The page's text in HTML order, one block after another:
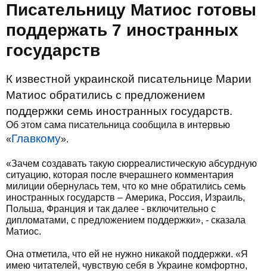
Писательницу Матиос готовы
поддержать 7 иностранных
государств
К известной украинской писательнице Марии
Матиос обратились с предложением
поддержки семь иностранных государств.
Об этом сама писательница сообщила в интервью
«Главкому».
«Зачем создавать такую сюрреалистическую абсурдную
ситуацию, которая после вчерашнего комментария
милиции обернулась тем, что ко мне обратились семь
иностранных государств – Америка, Россия, Израиль,
Польша, Франция и так далее - включительно с
дипломатами, с предложением поддержки», - сказала
Матиос.
Она отметила, что ей не нужно никакой поддержки. «Я
имею читателей, чувствую себя в Украине комфортно,